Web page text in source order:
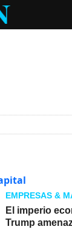
EMPRESAS &
El imperio
Trump